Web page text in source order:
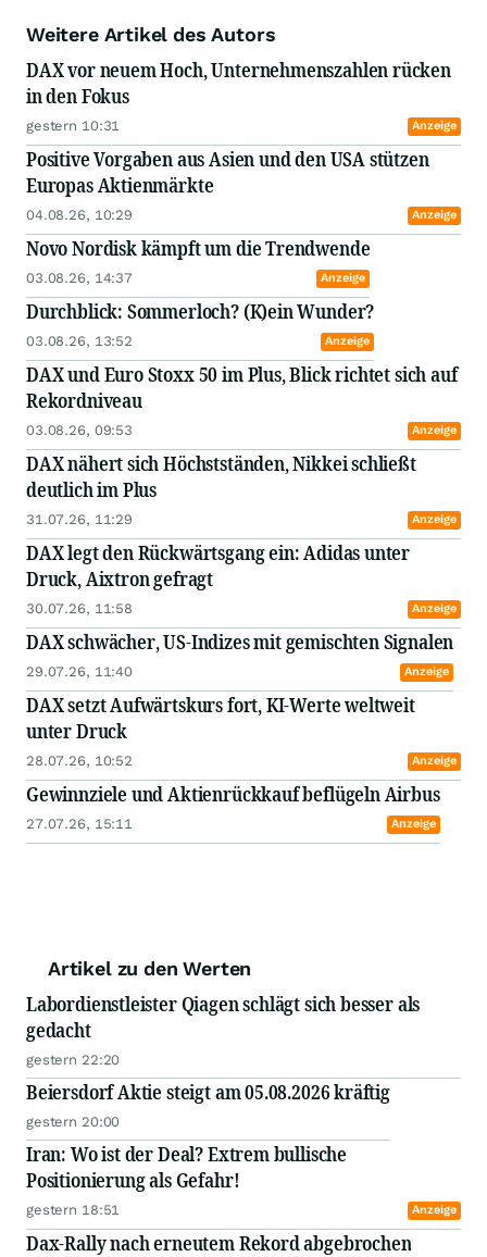
Weitere Artikel des Autors
DAX vor neuem Hoch, Unternehmenszahlen rücken
in den Fokus
gestern 10:31 Anzeige
Positive Vorgaben aus Asien und den USA stützen
Europas Aktienmärkte
04.08.26, 10:29 Anzeige
Novo Nordisk kämpft um die Trendwende
03.08.26, 14:37 Anzeige
Durchblick: Sommerloch? (K)ein Wunder?
03.08.26, 13:52 Anzeige
DAX und Euro Stoxx 50 im Plus, Blick richtet sich auf
Rekordniveau
03.08.26, 09:53 Anzeige
DAX nähert sich Höchstständen, Nikkei schließt
deutlich im Plus
31.07.26, 11:29 Anzeige
DAX legt den Rückwärtsgang ein: Adidas unter
Druck, Aixtron gefragt
30.07.26, 11:58 Anzeige
DAX schwächer, US-Indizes mit gemischten Signalen
29.07.26, 11:40 Anzeige
DAX setzt Aufwärtskurs fort, KI-Werte weltweit
unter Druck
28.07.26, 10:52 Anzeige
Gewinnziele und Aktienrückkauf beflügeln Airbus
27.07.26, 15:11 Anzeige
Artikel zu den Werten
Labordienstleister Qiagen schlägt sich besser als
gedacht
gestern 22:20
Beiersdorf Aktie steigt am 05.08.2026 kräftig
gestern 20:00
Iran: Wo ist der Deal? Extrem bullische
Positionierung als Gefahr!
gestern 18:51 Anzeige
Dax-Rally nach erneutem Rekord abgebrochen